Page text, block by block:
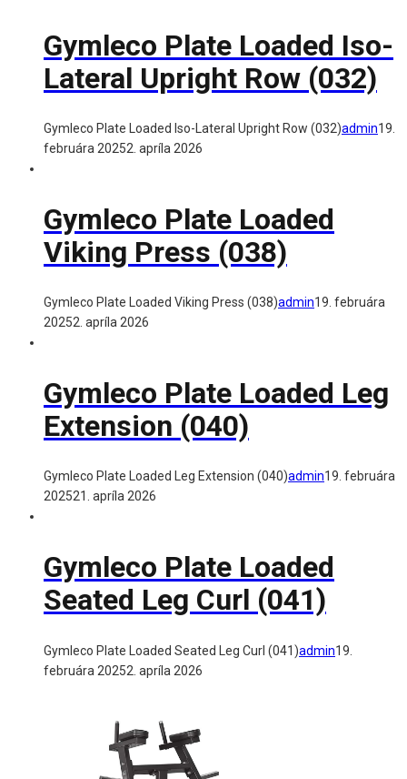
Gymleco Plate Loaded Iso-
Lateral Upright Row (032)
Gymleco Plate Loaded Iso-Lateral Upright Row (032)admin19.
februára 20252. apríla 2026
Gymleco Plate Loaded
Viking Press (038)
Gymleco Plate Loaded Viking Press (038)admin19. februára
20252. apríla 2026
Gymleco Plate Loaded Leg
Extension (040)
Gymleco Plate Loaded Leg Extension (040)admin19. februára
202521. apríla 2026
Gymleco Plate Loaded
Seated Leg Curl (041)
Gymleco Plate Loaded Seated Leg Curl (041)admin19.
februára 20252. apríla 2026